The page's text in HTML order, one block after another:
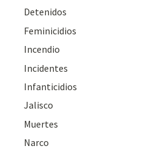
Detenidos
Feminicidios
Incendio
Incidentes
Infanticidios
Jalisco
Muertes
Narco